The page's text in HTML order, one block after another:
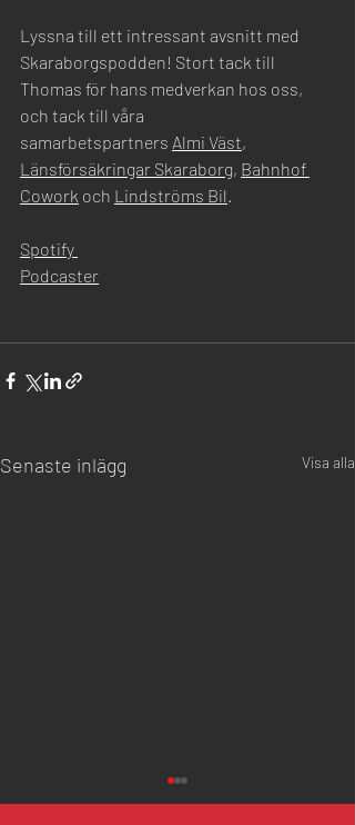
Lyssna till ett intressant avsnitt med
Skaraborgspodden! Stort tack till
Thomas för hans medverkan hos oss,
och tack till våra
samarbetspartners Almi Väst,
Länsförsäkringar Skaraborg, Bahnhof
Cowork och Lindströms Bil.
Spotify
Podcaster
Senaste inlägg Visa alla